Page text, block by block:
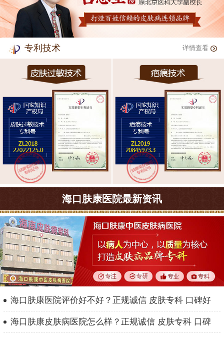
专利技术 详情查看
海口肤康医院最新资讯
海口肤康医院评价好不好？正规诚信 皮肤专科 口碑好
海口肤康皮肤病医院怎么样？正规诚信 皮肤专科 口碑